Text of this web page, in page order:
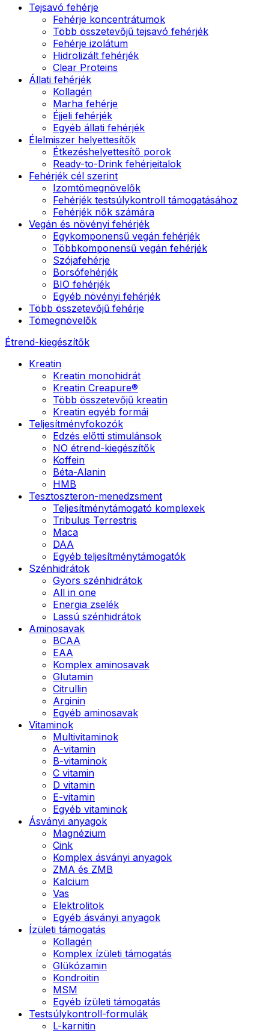
Tejsavó fehérje
Fehérje koncentrátumok
Több összetevőjű tejsavó fehérjék
Fehérje izolátum
Hidrolizált fehérjék
Clear Proteins
Állati fehérjék
Kollagén
Marha fehérje
Éjjeli fehérjék
Egyéb állati fehérjék
Élelmiszer helyettesítők
Étkezéshelyettesítő porok
Ready-to-Drink fehérjeitalok
Fehérjék cél szerint
Izomtömegnövelők
Fehérjék testsúlykontroll támogatásához
Fehérjék nők számára
Vegán és növényi fehérjék
Egykomponensű vegán fehérjék
Többkomponensű vegán fehérjék
Szójafehérje
Borsófehérjék
BIO fehérjék
Egyéb növényi fehérjék
Több összetevőjű fehérje
Tömegnövelők
Étrend-kiegészítők
Kreatin
Kreatin monohidrát
Kreatin Creapure®
Több összetevőjű kreatin
Kreatin egyéb formái
Teljesítményfokozók
Edzés előtti stimulánsok
NO étrend-kiegészítők
Koffein
Béta-Alanin
HMB
Tesztoszteron-menedzsment
Teljesítménytámogató komplexek
Tribulus Terrestris
Maca
DAA
Egyéb teljesítménytámogatók
Szénhidrátok
Gyors szénhidrátok
All in one
Energia zselék
Lassú szénhidrátok
Aminosavak
BCAA
EAA
Komplex aminosavak
Glutamin
Citrullin
Arginin
Egyéb aminosavak
Vitaminok
Multivitaminok
A-vitamin
B-vitaminok
C vitamin
D vitamin
E-vitamin
Egyéb vitaminok
Ásványi anyagok
Magnézium
Cink
Komplex ásványi anyagok
ZMA és ZMB
Kalcium
Vas
Elektrolitok
Egyéb ásványi anyagok
Ízületi támogatás
Kollagén
Komplex ízületi támogatás
Glükózamin
Kondroitin
MSM
Egyéb ízületi támogatás
Testsúlykontroll-formulák
L-karnitin